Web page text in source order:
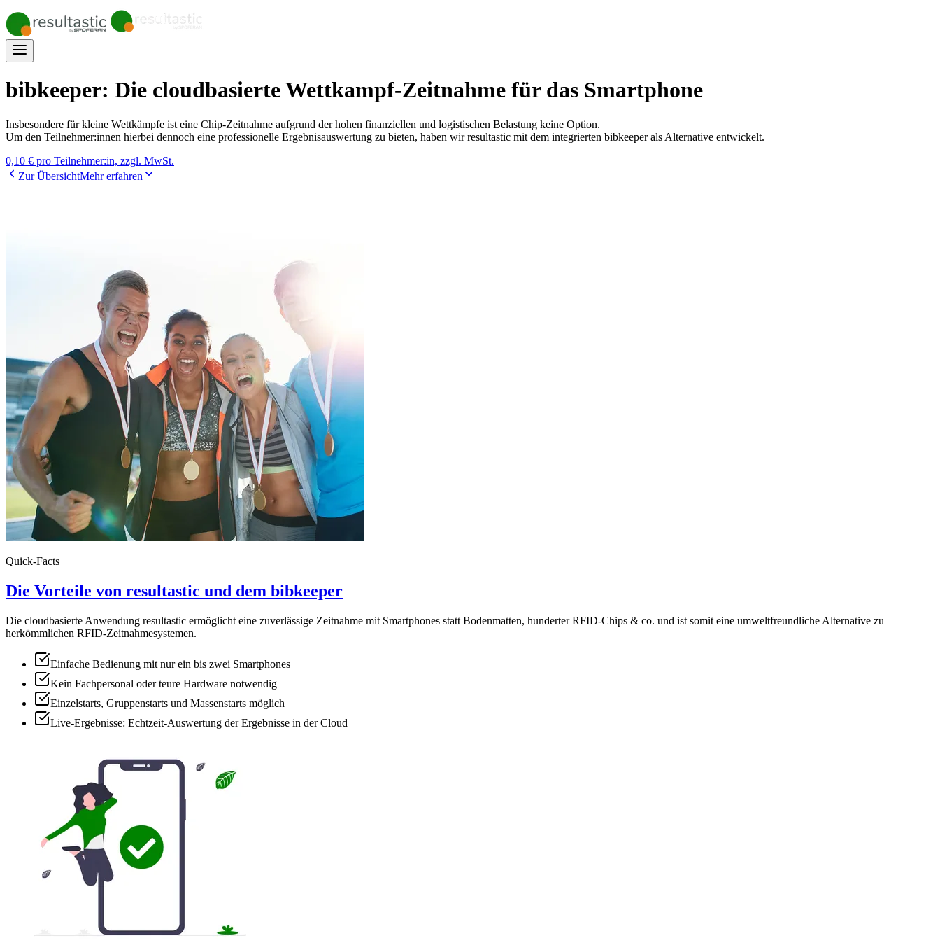
bibkeeper: Die cloudbasierte Wettkampf-Zeitnahme für das Smartphone
Insbesondere für kleine Wettkämpfe ist eine Chip-Zeitnahme aufgrund der hohen finanziellen und logistischen Belastung keine Option.
Um den Teilnehmer:innen hierbei dennoch eine professionelle Ergebnisauswertung zu bieten, haben wir resultastic mit dem integrierten bibkeeper als Alternative entwickelt.
0,10 € pro Teilnehmer:in, zzgl. MwSt.
Zur ÜbersichtMehr erfahren
Quick-Facts
Die Vorteile von resultastic und dem bibkeeper
Die cloudbasierte Anwendung resultastic ermöglicht eine zuverlässige Zeitnahme mit Smartphones statt Bodenmatten, hunderter RFID-Chips & co. und ist somit eine umweltfreundliche Alternative zu
herkömmlichen RFID-Zeitnahmesystemen.
Einfache Bedienung mit nur ein bis zwei Smartphones
Kein Fachpersonal oder teure Hardware notwendig
Einzelstarts, Gruppenstarts und Massenstarts möglich
Live-Ergebnisse: Echtzeit-Auswertung der Ergebnisse in der Cloud